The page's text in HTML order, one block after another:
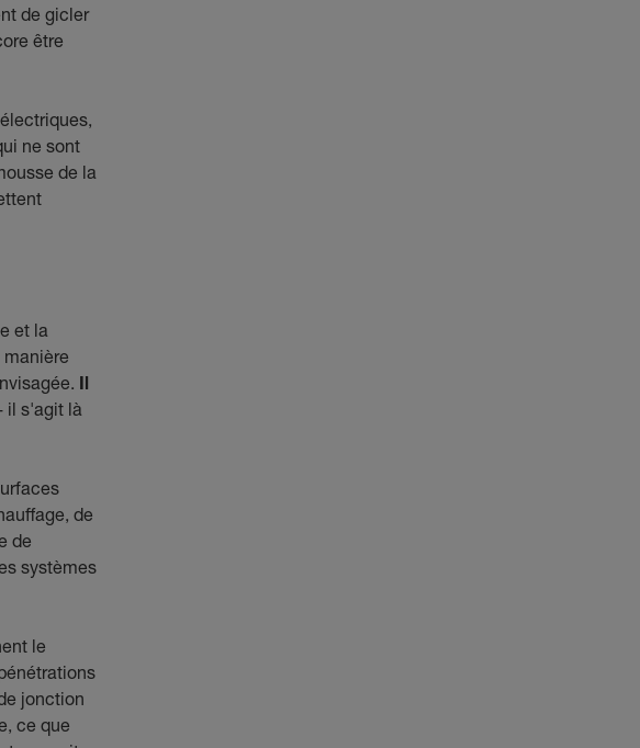
de gicler
être
ne sont
de la
et la
Il
il s'agit là
de
de
systèmes
le
jonction
ce que